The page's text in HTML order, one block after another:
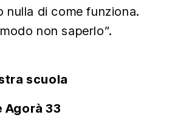
nulla di come funziona.
non saperlo”.
scuola
Agorà 33